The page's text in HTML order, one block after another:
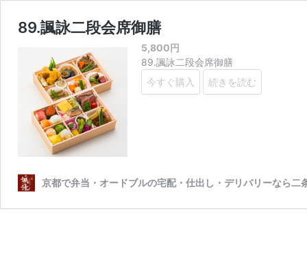
89.諷詠二段会席御膳
5,800円
89.諷詠二段会席御膳
今すぐ購入
続きを読む
京都で弁当・オードブルの宅配・仕出し・デリバリーなら二